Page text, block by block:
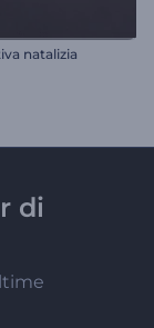
natalizia
di